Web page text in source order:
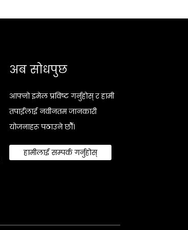
अब सोधपुछ
आफ्नो इमेल प्रविष्ट गर्नुहोस् र हामी
तपाईंलाई नवीनतम जानकारी
योजनाहरू पठाउने छौँ।
हामीलाई सम्पर्क गर्नुहोस्